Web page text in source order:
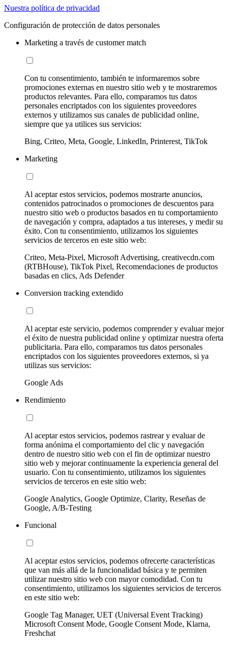
Nuestra política de privacidad
Configuración de protección de datos personales
Marketing a través de customer match
Con tu consentimiento, también te informaremos sobre
promociones externas en nuestro sitio web y te mostraremos
productos relevantes. Para ello, comparamos tus datos
personales encriptados con los siguientes proveedores
externos y utilizamos sus canales de publicidad online,
siempre que ya utilices sus servicios:
Bing, Criteo, Meta, Google, LinkedIn, Printerest, TikTok
Marketing
Al aceptar estos servicios, podemos mostrarte anuncios,
contenidos patrocinados o promociones de descuentos para
nuestro sitio web o productos basados en tu comportamiento
de navegación y compra, adaptados a tus intereses, y medir su
éxito. Con tu consentimiento, utilizamos los siguientes
servicios de terceros en este sitio web:
Criteo, Meta-Pixel, Microsoft Advertising, creativecdn.com
(RTBHouse), TikTok Pixel, Recomendaciones de productos
basadas en clics, Ads Defender
Conversion tracking extendido
Al aceptar este servicio, podemos comprender y evaluar mejor
el éxito de nuestra publicidad online y optimizar nuestra oferta
publicitaria. Para ello, comparamos tus datos personales
encriptados con los siguientes proveedores externos, si ya
utilizas sus servicios:
Google Ads
Rendimiento
Al aceptar estos servicios, podemos rastrear y evaluar de
forma anónima el comportamiento del clic y navegación
dentro de nuestro sitio web con el fin de optimizar nuestro
sitio web y mejorar continuamente la experiencia general del
usuario. Con tu consentimiento, utilizamos los siguientes
servicios de terceros en este sitio web:
Google Analytics, Google Optimize, Clarity, Reseñas de
Google, A/B-Testing
Funcional
Al aceptar estos servicios, podemos ofrecerte características
que van más allá de la funcionalidad básica y te permiten
utilizar nuestro sitio web con mayor comodidad. Con tu
consentimiento, utilizamos los siguientes servicios de terceros
en este sitio web:
Google Tag Manager, UET (Universal Event Tracking)
Microsoft Consent Mode, Google Consent Mode, Klarna,
Freshchat